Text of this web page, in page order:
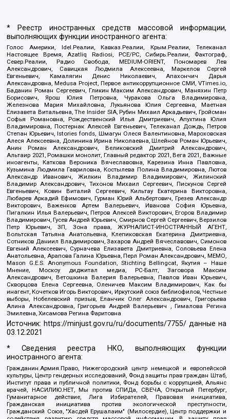
* Реестр иностранных средств массовой информации,
выполняющих функции иностранного агента:
Голос Америки, Idel.Реалии, Кавказ.Реалии, Крым.Реалии, Телеканал
Настоящее Время, Azatliq Radiosi, PCE/PC, Сибирь.Реалии, Фактограф,
Север.Реалии, Радио Свобода, MEDIUM-ORIENT, Пономарев Лев
Александрович, Савицкая Людмила Алексеевна, Маркелов Сергей
Евгеньевич, Камалягин Денис Николаевич, Апахончич Дарья
Александровна, Medusa Project, Первое антикоррупционное СМИ, VTimes.io,
Баданин Роман Сергеевич, Гликин Максим Александрович, Маняхин Петр
Борисович, Ярош Юлия Петровна, Чуракова Ольга Владимировна,
Железнова Мария Михайловна, Лукьянова Юлия Сергеевна, Маетная
Елизавета Витальевна, The Insider SIA, Рубин Михаил Аркадьевич, Гройсман
Софья Романовна, Рождественский Илья Дмитриевич, Апухтина Юлия
Владимировна, Постернак Алексей Евгеньевич, Телеканал Дождь, Петров
Степан Юрьевич, Istories fonds, Шмагун Олеся Валентиновна, Мароховская
Алеся Алексеевна, Долинина Ирина Николаевна, Шлейнов Роман Юрьевич,
Анин Роман Александрович, Великовский Дмитрий Александрович,
Альтаир 2021, Ромашки монолит, Главный редактор 2021, Вега 2021, Важные
иноагенты, Каткова Вероника Вячеславовна, Карезина Инна Павловна,
Кузьмина Людмила Гавриловна, Костылева Полина Владимировна, Лютов
Александр Иванович, Жилкин Владимир Владимирович, Жилинский
Владимир Александрович, Тихонов Михаил Сергеевич, Пискунов Сергей
Евгеньевич, Ковин Виталий Сергеевич, Кильтау Екатерина Викторовна,
Любарев Аркадий Ефимович, Гурман Юрий Альбертович, Грезев Александр
Викторович, Важенков Артем Валерьевич, Иванова София Юрьевна,
Пигалкин Илья Валерьевич, Петров Алексей Викторович, Егоров Владимир
Владимирович, Гусев Андрей Юрьевич, Смирнов Сергей Сергеевич, Верзилов
Петр Юрьевич, ЗП, Зона права, ЖУРНАЛИСТ-ИНОСТРАННЫЙ АГЕНТ,
Вольтская Татьяна Анатольевна, Клепиковская Екатерина Дмитриевна,
Сотников Даниил Владимирович, Захаров Андрей Вячеславович, Симонов
Евгений Алексеевич, Сурначева Елизавета Дмитриевна, Соловьева Елена
Анатольевна, Арапова Галина Юрьевна, Перл Роман Александрович, МЕМО,
Mason G.E.S. Anonymous Foundation, Stichting Bellingcat, Якутия – Наше
Мнение, Москоу диджитал медиа, РС-Балт, Заговора Максим
Александрович, Ветошкина Валерия Валерьевна, Павлов Иван Юрьевич,
Скворцова Елена Сергеевна, Оленичев Максим Владимирович, Как бы
инагент, Кочетков Игорь Викторович, Иркутский союз библиофилов, Честные
выборы, Нобелевский призыв, Еланчик Олег Александрович, Григорьева
Алина Александровна, Григорьев Андрей Валерьевич , Гималова Регина
Эмилевна, Хисамова Регина Фаритовна
Источник: https://minjust.gov.ru/ru/documents/7755/ данные на
03.12.2021
* Сведения реестра НКО, выполняющих функции
иностранного агента:
Гражданин.Армия.Право, Нижегородский центр немецкой и европейской
культуры, Центр гендерных исследований, Фонд защиты прав граждан Штаб,
Институт права и публичной политики, Фонд борьбы с коррупцией, Альянс
врачей, НАСИЛИЮ.НЕТ, Мы против СПИДа, СВЕЧА, Открытый Петербург,
Гуманитарное действие, Лига Избирателей, Правовая инициатива,
Гражданская инициатива против экологической преступности,
Гражданский Союз, "Хасдей Ерушалаим" (Милосердие), Центр поддержки и